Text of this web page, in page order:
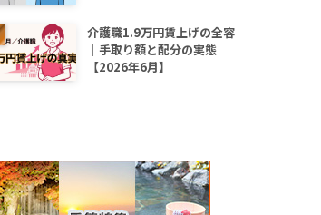
介護職1.9万円賃上げの全容
｜手取り額と配分の実態
【2026年6月】